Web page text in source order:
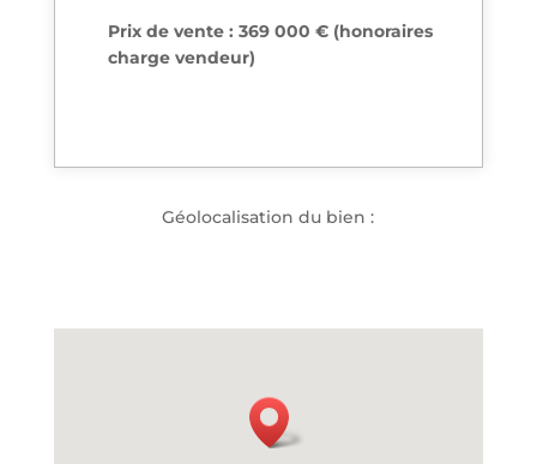
Prix de vente : 369 000 € (honoraires
charge vendeur)
Géolocalisation du bien :